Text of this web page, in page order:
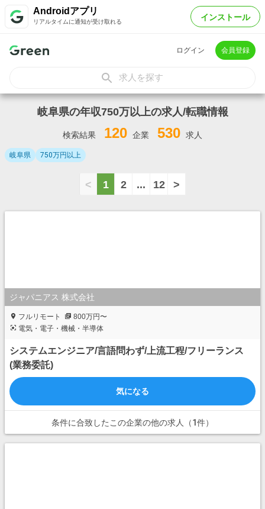
Androidアプリ
リアルタイムに通知が受け取れる インストール
ログイン 会員登録
求人を探す
岐阜県の年収750万以上の求人/転職情報
検索結果 120 企業 530 求人
岐阜県 750万円以上
< 1 2 ... 12 >
ジャパニアス 株式会社
フルリモート
800万円〜
電気・電子・機械・半導体
システムエンジニア/言語問わず/上流工程/フリーランス
(業務委託)
気になる
条件に合致したこの企業の他の求人（1件）